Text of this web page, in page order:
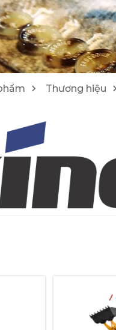
1
Máy cào bóc/ Máy tái chế Wirtgen
25
Thương hiệu